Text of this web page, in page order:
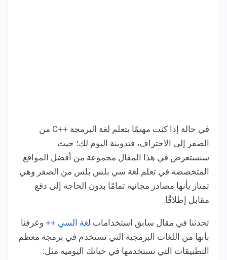
في حالة إذا كنت مهتمًا بتعلم لغة البرمجة ++C من
الصفر إلى الاحتراف، فتدوينة اليوم لك؛ حيث
سنستعرض في هذا المقال مجموعة من أفضل المواقع
المتخصصة في تعلم لغة سي بلس بلس من الصفر وهي
تمتاز بأنها مصادر مجانية تمامًا بدون الحاجة إلى دفع
مقابل إطلاقًا.
تحدثنا في مقال سابق استخدامات لغة السي ++ وعرفنا
بأنها من اللغات البرمجية التي تستخدم في برمجة معظم
التطبيقات التي تستخدمها في حياتك اليومية مثل: